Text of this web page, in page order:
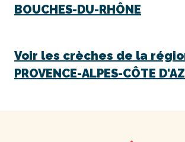
BOUCHES-DU-RHÔNE
Voir les crèches de la
PROVENCE-ALPES-CÔTE